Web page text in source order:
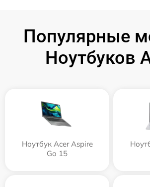
Популярные
Ноутбуков
Ноутбук Acer Aspire
Go 15